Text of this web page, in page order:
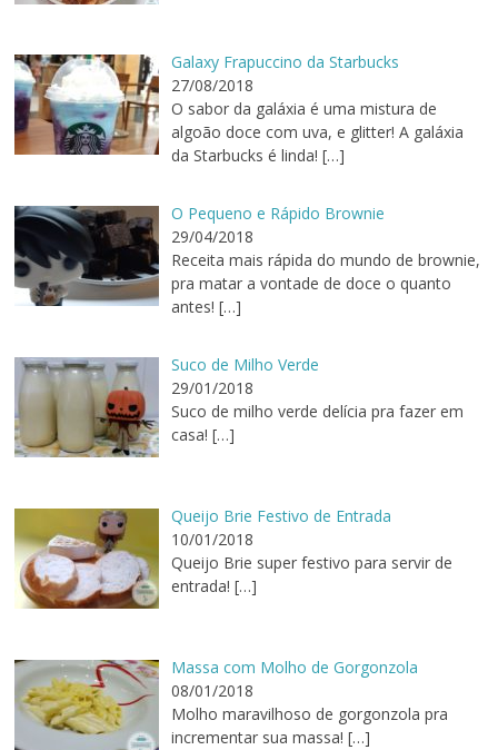
Galaxy Frapuccino da Starbucks
27/08/2018
O sabor da galáxia é uma mistura de
algoão doce com uva, e glitter! A galáxia
da Starbucks é linda! […]
O Pequeno e Rápido Brownie
29/04/2018
Receita mais rápida do mundo de brownie,
pra matar a vontade de doce o quanto
antes! […]
Suco de Milho Verde
29/01/2018
Suco de milho verde delícia pra fazer em
casa! […]
Queijo Brie Festivo de Entrada
10/01/2018
Queijo Brie super festivo para servir de
entrada! […]
Massa com Molho de Gorgonzola
08/01/2018
Molho maravilhoso de gorgonzola pra
incrementar sua massa! […]